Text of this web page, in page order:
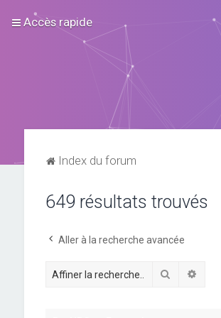
Accès rapide
Index du forum
649 résultats trouvés
Aller à la recherche avancée
Rechercher